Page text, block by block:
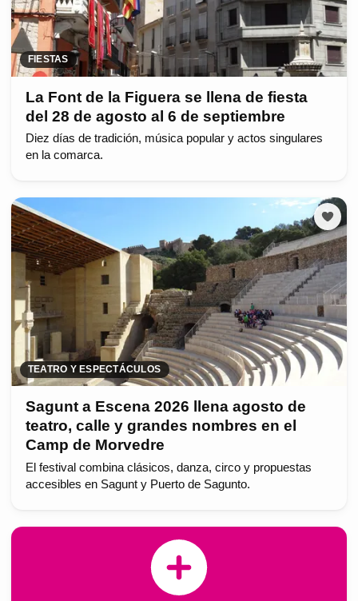
FIESTAS
La Font de la Figuera se llena de fiesta
del 28 de agosto al 6 de septiembre
Diez días de tradición, música popular y actos singulares
en la comarca.
TEATRO Y ESPECTÁCULOS
Sagunt a Escena 2026 llena agosto de
teatro, calle y grandes nombres en el
Camp de Morvedre
El festival combina clásicos, danza, circo y propuestas
accesibles en Sagunt y Puerto de Sagunto.